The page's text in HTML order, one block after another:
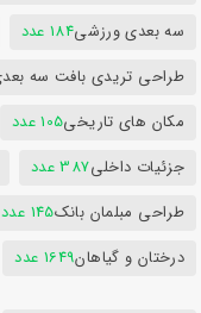
سه بعدی ورزشی184 عدد
طراحی تریدی بافت سه
مکان های تاریخی105 عدد
جزئیات داخلی387 عدد
طراحی مبلمان بانک145 عدد
درختان و گیاهان1649 عدد